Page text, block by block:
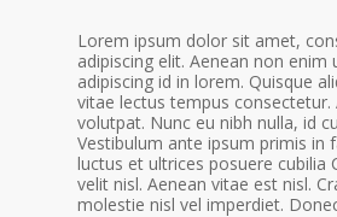
Lorem ipsum dolor sit amet,
adipiscing elit. Aenean non enim
adipiscing id in lorem. Quisque
vitae lectus tempus consectetur.
volutpat. Nunc eu nibh nulla, id
Vestibulum ante ipsum primis in
luctus et ultrices posuere cubilia
velit nisl. Aenean vitae est nisl.
molestie nisl vel imperdiet.